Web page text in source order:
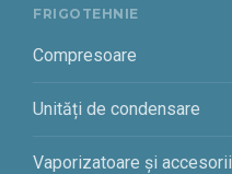
FRIGOTEHNIE
Compresoare
Unități de condensare
Vaporizatoare și accesorii